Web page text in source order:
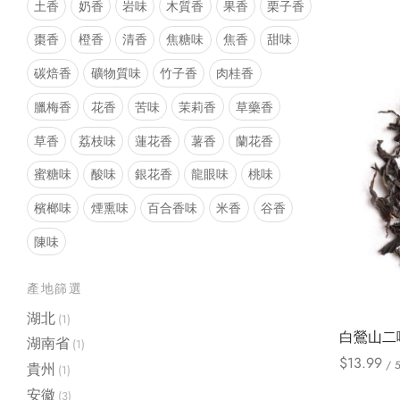
土香 奶香 岩味 木質香 果香
栗子香
棗香
橙香 清香 焦糖味 焦香
甜味
碳焙香
礦物質味 竹子香
肉桂香
臘梅香
花香 苦味 茉莉香
草藥香
草香
荔枝味 蓮花香 薯香
蘭花香
蜜糖味
酸味 銀花香 龍眼味
桃味
檳榔味
煙熏味 百合香味 米香
谷香
陳味
產地篩選
湖北 (1)
湖南省 (1)
貴州 (1)
安徽 (3)
白鶯山
$13.99 /